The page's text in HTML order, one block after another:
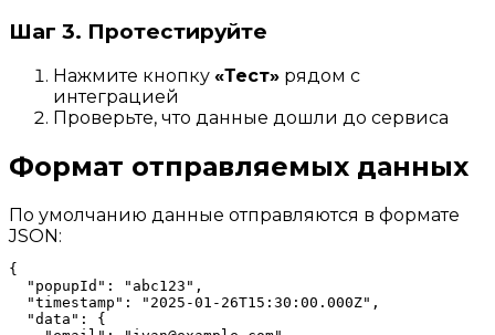
Шаг 3. Протестируйте
Нажмите кнопку «Тест» рядом с
интеграцией
Проверьте, что данные дошли до сервиса
Формат отправляемых данных
По умолчанию данные отправляются в формате
JSON:
{
  "popupId": "abc123",
  "timestamp": "2025-01-26T15:30:00.000Z",
  "data": {